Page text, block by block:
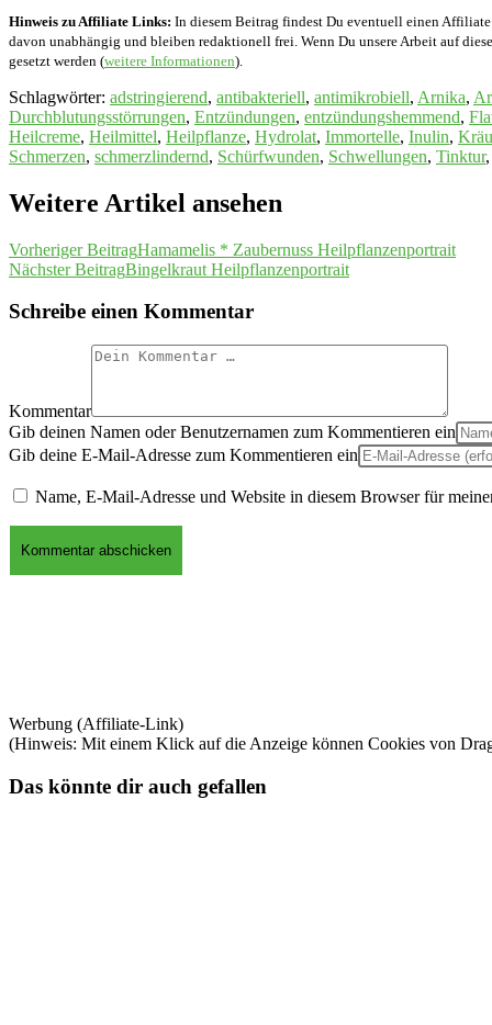
Hinweis zu Affiliate Links: In diesem Beitrag findest Du eventuell einen
davon unabhängig und bleiben redaktionell frei. Wenn Du unsere Arbeit auf
gesetzt werden (weitere Informationen).
Schlagwörter: adstringierend, antibakteriell, antimikrobiell, Arnika,
Durchblutungsstörrungen, Entzündungen, entzündungshemmend,
Heilcreme, Heilmittel, Heilpflanze, Hydrolat, Immortelle, Inulin,
Schmerzen, schmerzlindernd, Schürfwunden, Schwellungen, Tinktur,
Weitere Artikel ansehen
Vorheriger BeitragHamamelis * Zaubernuss Heilpflanzenportrait
Nächster BeitragBingelkraut Heilpflanzenportrait
Schreibe einen Kommentar
Kommentar
Gib deinen Namen oder Benutzernamen zum Kommentieren ein
Gib deine E-Mail-Adresse zum Kommentieren ein
Name, E-Mail-Adresse und Website in diesem Browser für
Werbung (Affiliate-Link)
(Hinweis: Mit einem Klick auf die Anzeige können Cookies von
Das könnte dir auch gefallen